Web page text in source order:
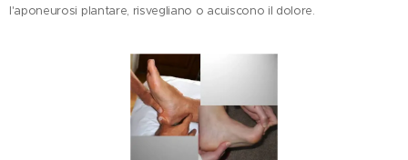
l'aponeurosi plantare, risvegliano o acuiscono il dolore.